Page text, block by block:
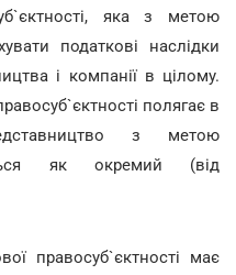
яка з метою
податкові наслідки
і компанії в цілому.
полягає в
з метою
як окремий (від
правосуб`єктності має